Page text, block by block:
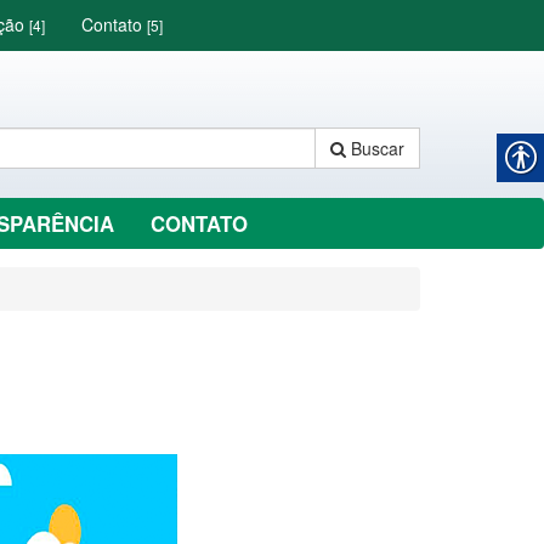
[4] Contato [5]
Buscar
CONTATO